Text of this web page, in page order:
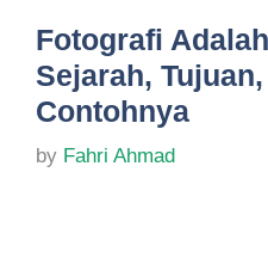
Fotografi
Sejarah,
Contohnya
by Fahri Ahmad